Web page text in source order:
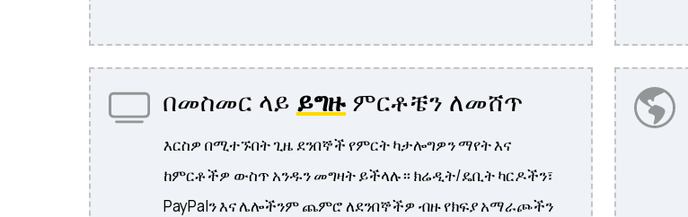
በመስመር ላይ ይግዙ ምርቶቼን ለመሸጥ
እርስዎ በሚተኙበት ጊዜ ደንበኞች የምርት ካታሎግዎን ማየት እና
ከምርቶችዎ ውስጥ አንዱን መግዛት ይችላሉ። ክሬዲት/ዴቢት ካርዶችን፣
PayPalን እና ሌሎችንም ጨምሮ ለደንበኞችዎ ብዙ የክፍያ አማራጮችን